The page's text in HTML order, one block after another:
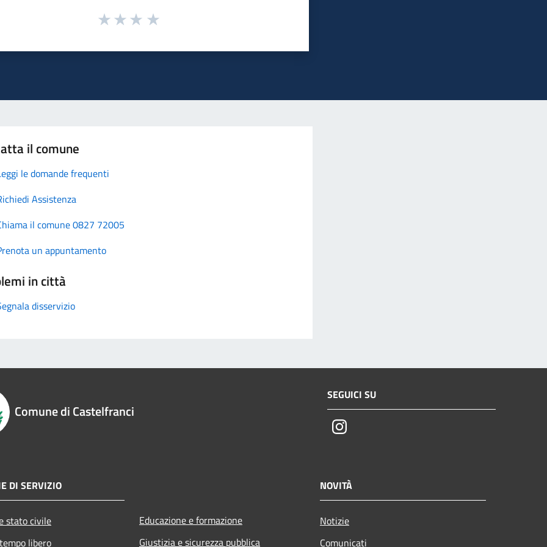
il comune
le domande frequenti
Assistenza
il comune 0827 72005
un appuntamento
in città
disservizio
Comune di Castelfranci
SEGUICI SU
Instagram
DI SERVIZIO
stato civile
libero
Educazione e formazione
Giustizia e sicurezza pubblica
NOVITÀ
Notizie
Comunicati